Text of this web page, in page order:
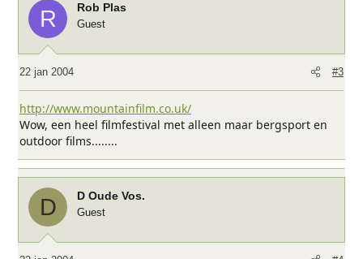
R Rob Plas
Guest
22 jan 2004 #3
http://www.mountainfilm.co.uk/
Wow, een heel filmfestival met alleen maar bergsport en
outdoor films........
D D Oude Vos.
Guest